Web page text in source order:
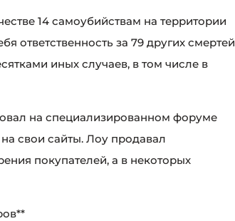
14 самоубийствам на территории
ответственность за 79 других смертей
иных случаев, в том числе в
на специализированном форуме
свои сайты. Лоу продавал
покупателей, а в некоторых